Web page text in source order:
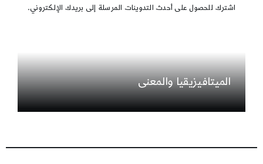
اشترك للحصول على أحدث التدوينات المرسلة إلى بريدك الإلكتروني.
الميتافيزيقيا والمعنى